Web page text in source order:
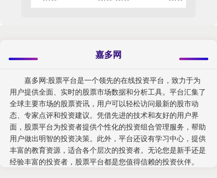
嘉多网
嘉多网:股票平台是一个领先的在线投资平台，致力于为
用户提供全面、实时的股票市场数据和分析工具。平台汇集了
全球主要市场的股票资讯，用户可以轻松访问最新的股市动
态、专家点评和投资建议。凭借先进的技术和友好的用户界
面，股票平台为投资者提供个性化的投资组合管理服务，帮助
用户做出明智的投资决策。此外，平台还设有学习中心，提供
丰富的教育资源，适合各个层次的投资者。无论您是新手还是
经验丰富的投资者，股票平台都是您值得信赖的投资伙伴。